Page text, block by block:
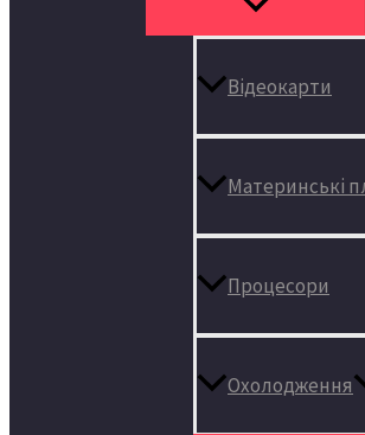
Відеокарти
Материнські
Процесори
Охолодження